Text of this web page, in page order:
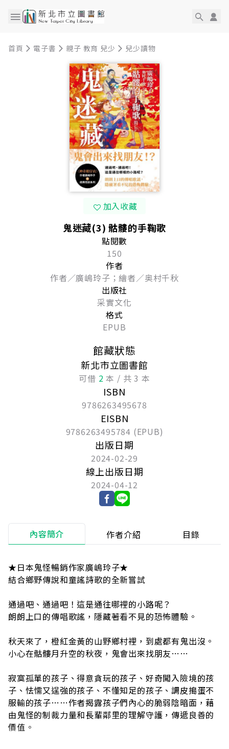
首頁 電子書 親子 教育 兒少 兒少讀物
加入收藏
鬼迷藏(3) 骷髏的手鞠歌
點閱數
150
作者
作者／廣嶋玲子；繪者／奥村千秋
出版社
采實文化
格式
EPUB
館藏狀態
新北市立圖書館
可借 2 本 / 共 3 本
ISBN
9786263495678
EISBN
9786263495784 (EPUB)
出版日期
2024-02-29
線上出版日期
2024-04-12
內容簡介 作者介紹 目錄
★日本鬼怪暢銷作家廣嶋玲子★
結合鄉野傳說和童謠詩歌的全新嘗試
通過吧、通過吧！這是通往哪裡的小路呢？
朗朗上口的傳唱歌謠，隱藏著看不見的恐怖體驗。
秋天來了，橙紅金黃的山野鄉村裡，到處都有鬼出沒。
小心在骷髏月升空的秋夜，鬼會出來找朋友……
寂寞孤單的孩子、得意貪玩的孩子、好奇闖入險境的孩
子、怯懦又逞強的孩子、不懂知足的孩子、調皮搗蛋不
服輸的孩子……作者揭露孩子們內心的脆弱陰暗面，藉
由鬼怪的制裁力量和長輩鄰里的理解守護，傳遞良善的
價值。